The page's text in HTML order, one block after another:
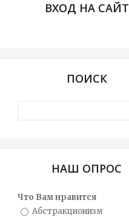
ВХОД НА САЙТ
ПОИСК
НАШ ОПРОС
Что Вам нравится
Абстракционизм